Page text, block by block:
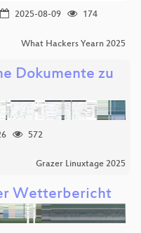
2025-08-09
174
What Hackers Yearn 2025
Dokumente zu
572
Grazer Linuxtage 2025
Wetterbericht